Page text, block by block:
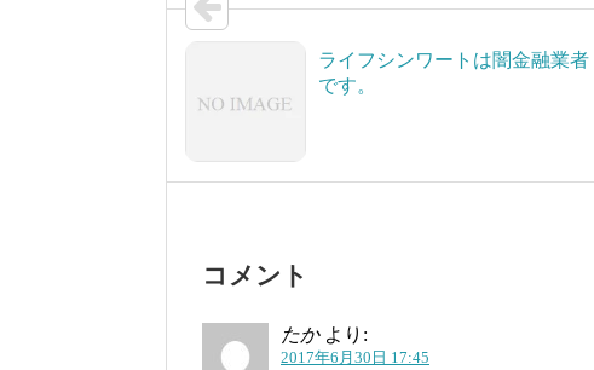
ライフシンワートは闇金融業者
です。
コメント
たか より:
2017年6月30日 17:45